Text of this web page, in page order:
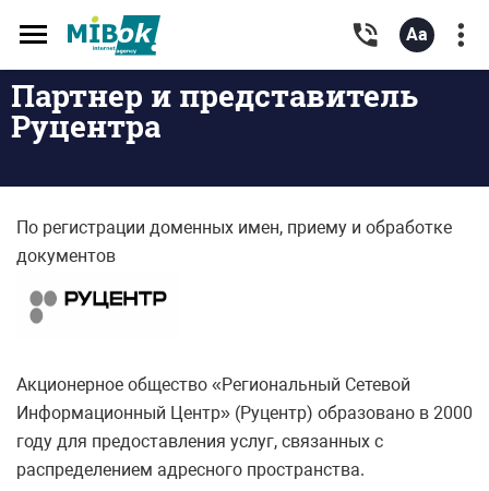
Toggle
navigation
Партнер и представитель
Руцентра
По регистрации доменных имен, приему и обработке
документов
Акционерное общество «Региональный Сетевой
Информационный Центр» (Руцентр) образовано в 2000
году для предоставления услуг, связанных с
распределением адресного пространства.